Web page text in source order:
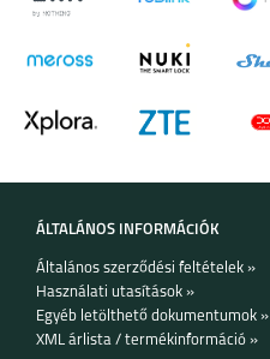
HONOR MAGIC 7 LITE HONOR X8C
ÁLTALÁNOS INFORMÁCIÓK
Általános szerződési feltételek »
Használati utasítások »
Egyéb letölthető dokumentumok »
XML árlista / termékinformáció »